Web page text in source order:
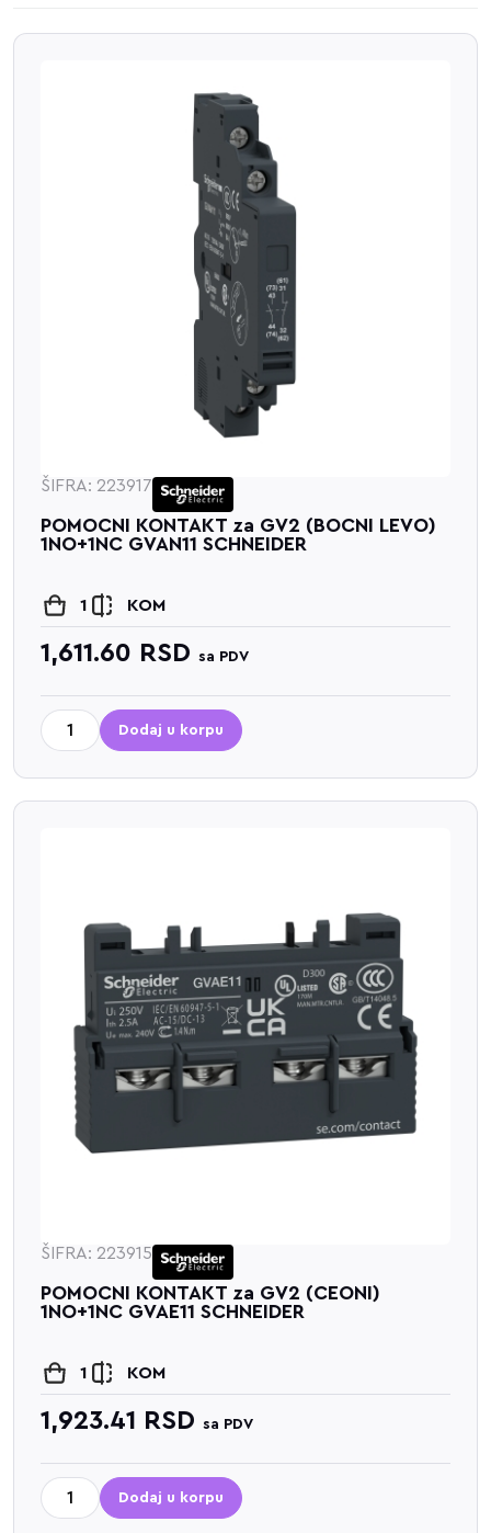
ŠIFRA: 223917
POMOCNI KONTAKT za GV2 (BOCNI LEVO)
1NO+1NC GVAN11 SCHNEIDER
1 KOM
1,611.60 RSD sa PDV
Dodaj u korpu
ŠIFRA: 223915
POMOCNI KONTAKT za GV2 (CEONI)
1NO+1NC GVAE11 SCHNEIDER
1 KOM
1,923.41 RSD sa PDV
Dodaj u korpu